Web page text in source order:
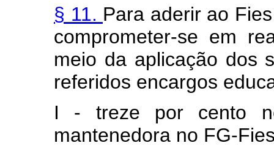
§ 11. Para aderir ao
comprometer-se em
meio da aplicação dos
referidos encargos
I - treze por cento
mantenedora no FG-